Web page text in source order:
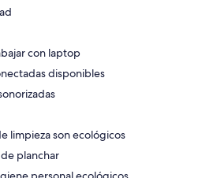
con laptop
disponibles
limpieza son ecológicos
planchar